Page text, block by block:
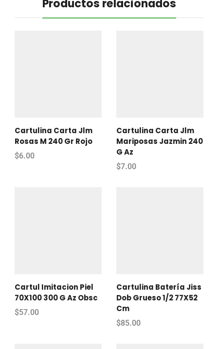
Productos relacionados
Cartulina Carta Jlm
Rosas M 240 Gr Rojo
$6.00
Cartulina Carta Jlm
Mariposas Jazmin 240
G Az
$7.00
Cartul Imitacion Piel
70X100 300 G Az Obsc
$57.00
Cartulina Batería Jiss
Dob Grueso 1/2 77X52
Cm
$85.00